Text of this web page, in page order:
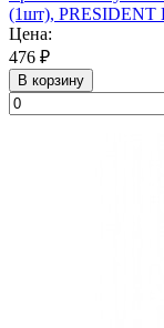
(1шт), PRESIDENT
Цена:
476 ₽
В корзину